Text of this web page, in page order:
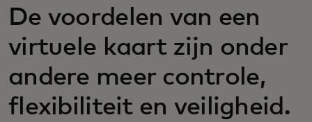
De voordelen van een
virtuele kaart zijn onder
andere meer controle,
flexibiliteit en veiligheid.